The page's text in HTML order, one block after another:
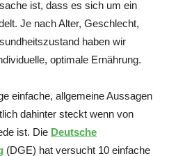
ist, dass es sich um ein
Je nach Alter, Geschlecht,
haben wir
optimale Ernährung.
einfache, allgemeine Aussagen
dahinter steckt wenn von
ist. Die Deutsche
(DGE) hat versucht 10 einfache